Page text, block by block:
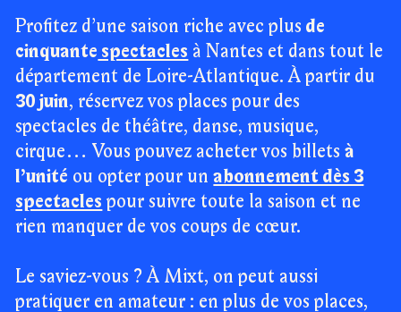
Profitez d’une saison riche avec plus de
cinquante spectacles à Nantes et dans tout le
département de Loire-Atlantique. À partir du
30 juin, réservez vos places pour des
spectacles de théâtre, danse, musique,
cirque... Vous pouvez acheter vos billetsà
l’unité ou opter pour unabonnement dès 3
spectacles pour suivre toute la saison et ne
rien manquer de vos coups de cœur.
Le saviez-vous ? À Mixt, on peut aussi
pratiquer en amateur : en plus de vos places,